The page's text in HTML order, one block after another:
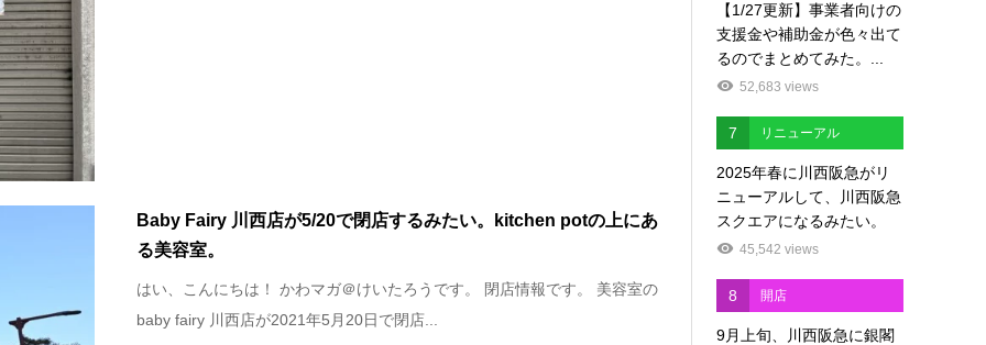
Baby Fairy 川西店が5/20で閉店するみたい。kitchen potの上にあ
る美容室。
はい、こんにちは！ かわマガ＠けいたろうです。 閉店情報です。 美容室の
baby fairy 川西店が2021年5月20日で閉店...
【1/27更新】事業者向けの
支援金や補助金が色々出て
るのでまとめてみた。...
52,683 views
7 リニューアル
2025年春に川西阪急がリ
ニューアルして、川西阪急
スクエアになるみたい。
45,542 views
8 開店
9月上旬、川西阪急に銀閣